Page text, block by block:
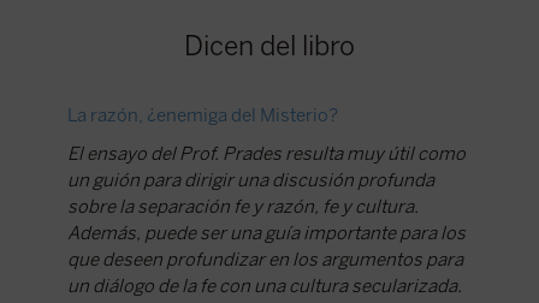
Dicen del libro
La razón, ¿enemiga del Misterio?
El ensayo del Prof. Prades resulta muy útil como
un guión para dirigir una discusión profunda
sobre la separación fe y razón, fe y cultura.
Además, puede ser una guía importante para los
que deseen profundizar en los argumentos para
un diálogo de la fe con una cultura secularizada.